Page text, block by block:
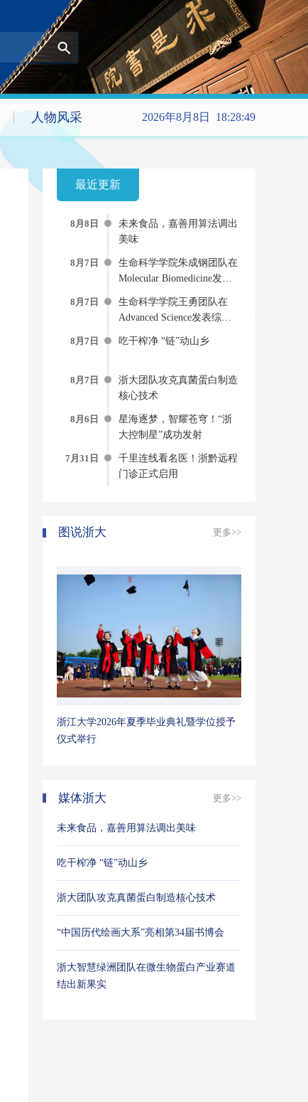
人物风采 2026年8月8日 18:28:51
最近更新
8月8日
未来食品，嘉善用算法调出
美味
8月7日
生命科学学院朱成钢团队在
Molecular Biomedicine发文
提出新型“受体-药物偶联
物”双重抗病毒策略
8月7日
生命科学学院王勇团队在
Advanced Science发表综述
AI-物理-实验“三位一体”的
蛋白质动态建模新范式
8月7日 吃干榨净 “链”动山乡
8月7日
浙大团队攻克真菌蛋白制造
核心技术
8月6日
星海逐梦，智耀苍穹！“浙
大控制星”成功发射
7月31日
千里连线看名医！浙黔远程
门诊正式启用
图说浙大 更多>>
浙江大学2026年夏季毕业典礼暨学位授予
仪式举行
媒体浙大 更多>>
未来食品，嘉善用算法调出美味
吃干榨净 “链”动山乡
浙大团队攻克真菌蛋白制造核心技术
“中国历代绘画大系”亮相第34届书博会
浙大智慧绿洲团队在微生物蛋白产业赛道
结出新果实